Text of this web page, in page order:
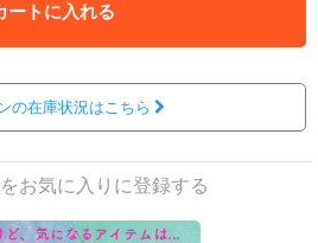
ートに入れる
の在庫状況はこちら
お気に入りに登録する